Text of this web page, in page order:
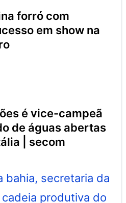
em show na
de águas abertas
| secom